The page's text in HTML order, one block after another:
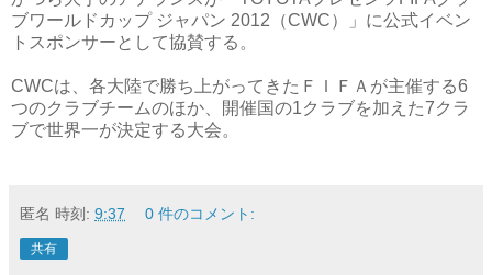
ブワールドカップ ジャパン 2012（CWC）」に公式イベン
トスポンサーとして協賛する。
CWCは、各大陸で勝ち上がってきたＦＩＦＡが主催する6
つのクラブチームのほか、開催国の1クラブを加えた7クラ
ブで世界一が決定する大会。
匿名 時刻: 9:37 0 件のコメント:
共有